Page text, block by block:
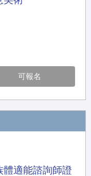
可報名
適能諮詢師證